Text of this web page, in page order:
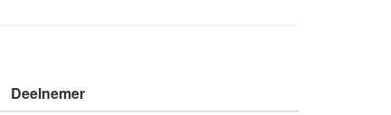
Deelnemer